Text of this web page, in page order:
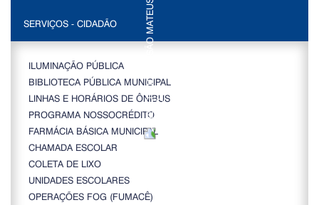
SERVIÇOS - CIDADÃO
ILUMINAÇÃO PÚBLICA
BIBLIOTECA PÚBLICA MUNICIPAL
LINHAS E HORÁRIOS DE ÔNIBUS
PROGRAMA NOSSOCRÉDITO
FARMÁCIA BÁSICA MUNICIPAL
CHAMADA ESCOLAR
COLETA DE LIXO
UNIDADES ESCOLARES
OPERAÇÕES FOG (FUMACÊ)